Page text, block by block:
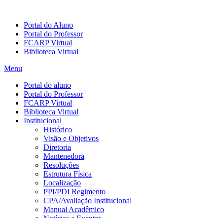
Portal do Aluno
Portal do Professor
FCARP Virtual
Biblioteca Virtual
Menu
Portal do aluno
Portal do Professor
FCARP Virtual
Biblioteca Virtual
Institucional
Histórico
Visão e Objetivos
Diretoria
Mantenedora
Resoluções
Estrutura Física
Localização
PPI/PDI Regimento
CPA/Avaliação Institucional
Manual Acadêmico